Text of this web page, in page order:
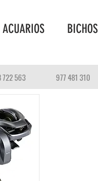
ACUARIOS BICHOS
722 563 977 481 310